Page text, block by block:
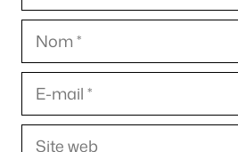
Nom
E-
mail
Site